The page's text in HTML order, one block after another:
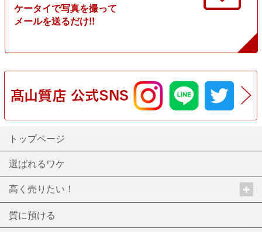
ケータイで写真を撮って
メールを送るだけ!!
トップページ
選ばれるワケ
高く売りたい！
質に預ける